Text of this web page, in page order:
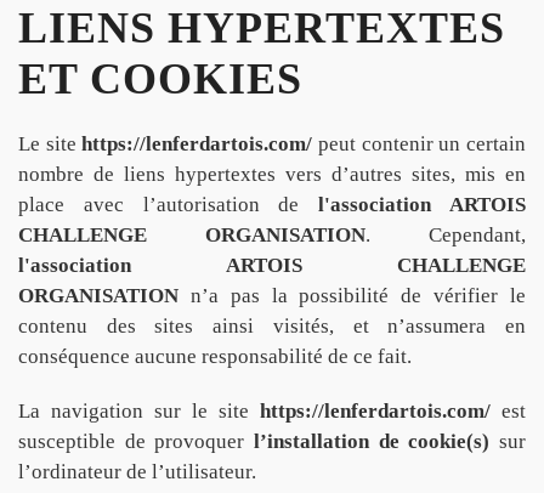
LIENS HYPERTEXTES
ET COOKIES
Le sitehttps://lenferdartois.com/ peut contenir un certain
nombre de liens hypertextes vers d’autres sites, mis en
place avec l’autorisation del'association ARTOIS
CHALLENGE ORGANISATION. Cependant,
l'association ARTOIS CHALLENGE
ORGANISATION n’a pas la possibilité de vérifier le
contenu des sites ainsi visités, et n’assumera en
conséquence aucune responsabilité de ce fait.
La navigation sur le site https://lenferdartois.com/ est
susceptible de provoquer l’installation de cookie(s) sur
l’ordinateur de l’utilisateur.